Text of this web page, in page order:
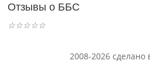
Отзывы о ББС
☆☆☆☆☆
2008-2026 сделано